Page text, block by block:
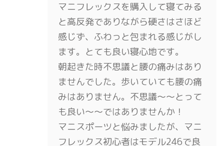
マニフレックスを購入して寝てみる
と高反発でありながら硬さはさほど
感じず、ふわっと包まれる感じがし
ます。とても良い寝心地です。
朝起きた時不思議と腰の痛みはあり
ませんでした。歩いていても腰の痛
みはありません。不思議～～とって
も良い～～ではありませんか！
マニスポーツと悩みましたが、マニ
フレックス初心者はモデル246で良